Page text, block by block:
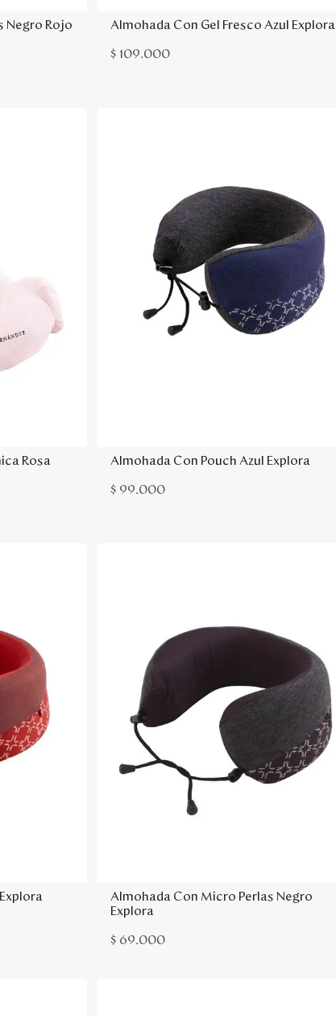
Negro Rojo
Almohada Con Gel Fresco Azul Explora
$ 109.000
Rosa
Almohada Con Pouch Azul Explora
$ 99.000
Almohada Con Micro Perlas Negro
Explora
$ 69.000